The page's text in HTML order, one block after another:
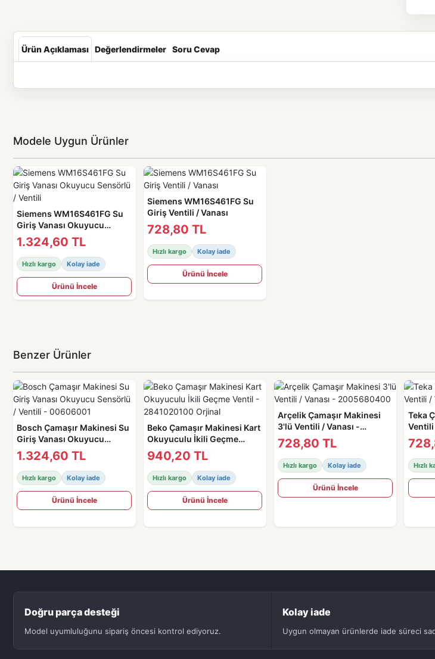
Ürün Açıklaması Değerlendirmeler Soru Cevap
Modele Uygun Ürünler
Siemens WM16S461FG Su
Giriş Vanası Okuyucu
Sensörlü / Ventili
1.324,60 TL
Hızlı kargo Kolay iade
Ürünü İncele
Siemens WM16S461FG Su
Giriş Ventili / Vanası
728,80 TL
Hızlı kargo Kolay iade
Ürünü İncele
Benzer Ürünler
Bosch Çamaşır Makinesi Su
Giriş Vanası Okuyucu
Sensörlü / Ventili -
00606001
1.324,60 TL
Hızlı kargo Kolay iade
Ürünü İncele
Beko Çamaşır Makinesi Kart
Okuyuculu İkili Geçme
Ventil - 2841020100 Orjinal
940,20 TL
Hızlı kargo Kolay iade
Ürünü İncele
Arçelik Çamaşır Makinesi
3'lü Ventili / Vanası -
2005680400
728,80 TL
Hızlı kargo Kolay iade
Ürünü İncele
Teka
Ventili
Hızlı
Doğru parça desteği
Model uyumluluğunu sipariş öncesi kontrol ediyoruz.
Kolay iade
Uygun olmayan ürünlerde iade süreci